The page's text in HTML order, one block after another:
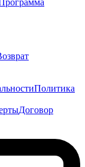
Политика
Договор